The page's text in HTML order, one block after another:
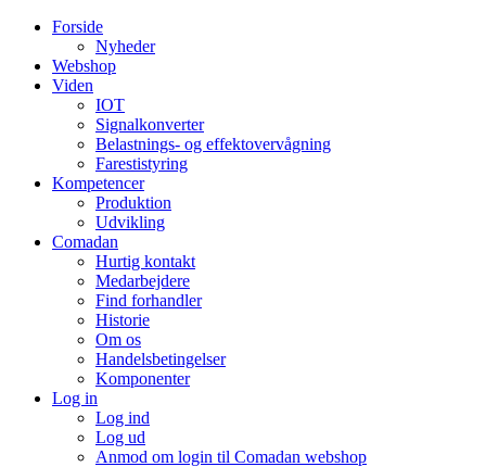
Forside
Nyheder
Webshop
Viden
IOT
Signalkonverter
Belastnings- og effektovervågning
Farestistyring
Kompetencer
Produktion
Udvikling
Comadan
Hurtig kontakt
Medarbejdere
Find forhandler
Historie
Om os
Handelsbetingelser
Komponenter
Log in
Log ind
Log ud
Anmod om login til Comadan webshop